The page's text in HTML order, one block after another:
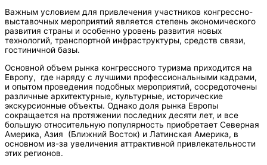
Важным условием для привлечения участников конгрессно-
выставочных мероприятий является степень экономического
развития страны и особенно уровень развития новых
технологий, транспортной инфраструктуры, средств связи,
гостиничной базы.
Основной объем рынка конгрессного туризма приходится на
Европу, где наряду с лучшими профессиональными кадрами,
и опытом проведения подобных мероприятий, сосредоточены
различные архитектурные, культурные, исторические
экскурсионные объекты. Однако доля рынка Европы
сокращается на протяжении последних десяти лет, и все
большую относительную популярность приобретает Северная
Америка, Азия (Ближний Восток) и Латинская Америка, в
основном из-за увеличения аттрактивной привлекательности
этих регионов.